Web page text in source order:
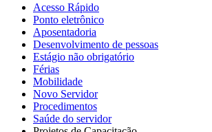
Acesso Rápido
Ponto eletrônico
Aposentadoria
Desenvolvimento de pessoas
Estágio não obrigatório
Férias
Mobilidade
Novo Servidor
Procedimentos
Saúde do servidor